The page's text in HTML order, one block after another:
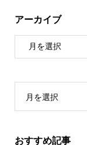
アーカイブ
月を選択
おすすめ記事